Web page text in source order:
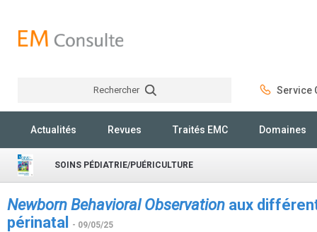
Rechercher Service
Actualités Revues Traités EMC Domaines
SOINS PÉDIATRIE/PUÉRICULTURE
Newborn Behavioral Observation aux
périnatal
- 09/05/25